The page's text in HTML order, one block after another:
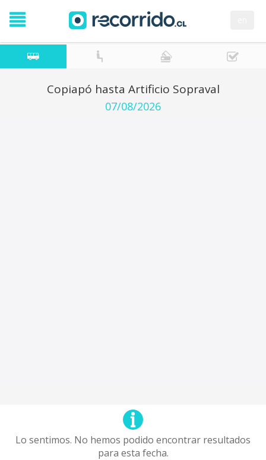
Copiapó hasta Artificio Sopraval
07/08/2026
Lo sentimos. No hemos podido encontrar resultados
para esta fecha.